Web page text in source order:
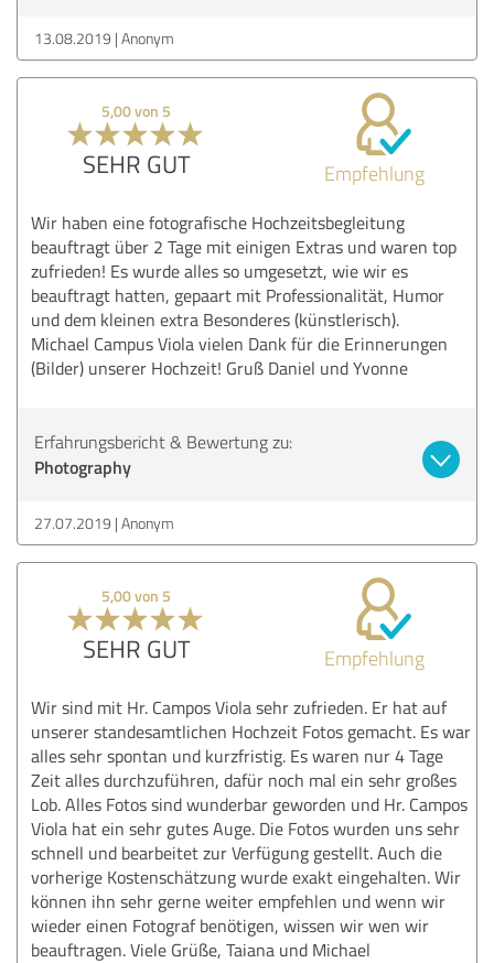
13.08.2019 Anonym
5,00 von 5
SEHR GUT Empfehlung
Wir haben eine fotografische Hochzeitsbegleitung
beauftragt über 2 Tage mit einigen Extras und waren top
zufrieden! Es wurde alles so umgesetzt, wie wir es
beauftragt hatten, gepaart mit Professionalität, Humor
und dem kleinen extra Besonderes (künstlerisch).
Michael Campus Viola vielen Dank für die Erinnerungen
(Bilder) unserer Hochzeit! Gruß Daniel und Yvonne
Erfahrungsbericht & Bewertung zu:
Photography
27.07.2019 Anonym
5,00 von 5
SEHR GUT Empfehlung
Wir sind mit Hr. Campos Viola sehr zufrieden. Er hat auf
unserer standesamtlichen Hochzeit Fotos gemacht. Es war
alles sehr spontan und kurzfristig. Es waren nur 4 Tage
Zeit alles durchzuführen, dafür noch mal ein sehr großes
Lob. Alles Fotos sind wunderbar geworden und Hr. Campos
Viola hat ein sehr gutes Auge. Die Fotos wurden uns sehr
schnell und bearbeitet zur Verfügung gestellt. Auch die
vorherige Kostenschätzung wurde exakt eingehalten. Wir
können ihn sehr gerne weiter empfehlen und wenn wir
wieder einen Fotograf benötigen, wissen wir wen wir
beauftragen. Viele Grüße, Taiana und Michael